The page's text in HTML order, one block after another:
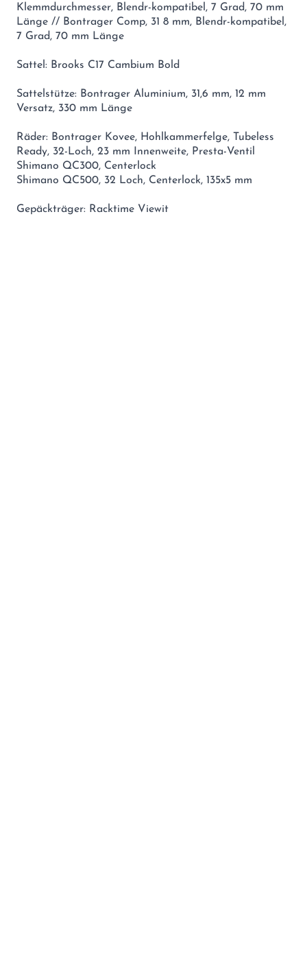
Klemmdurchmesser, Blendr-kompatibel, 7 Grad, 70 mm
Länge // Bontrager Comp, 31 8 mm, Blendr-kompatibel,
7 Grad, 70 mm Länge
Sattel: Brooks C17 Cambium Bold
Sattelstütze: Bontrager Aluminium, 31,6 mm, 12 mm
Versatz, 330 mm Länge
Räder: Bontrager Kovee, Hohlkammerfelge, Tubeless
Ready, 32-Loch, 23 mm Innenweite, Presta-Ventil
Shimano QC300, Centerlock
Shimano QC500, 32 Loch, Centerlock, 135x5 mm
Gepäckträger: Racktime Viewit